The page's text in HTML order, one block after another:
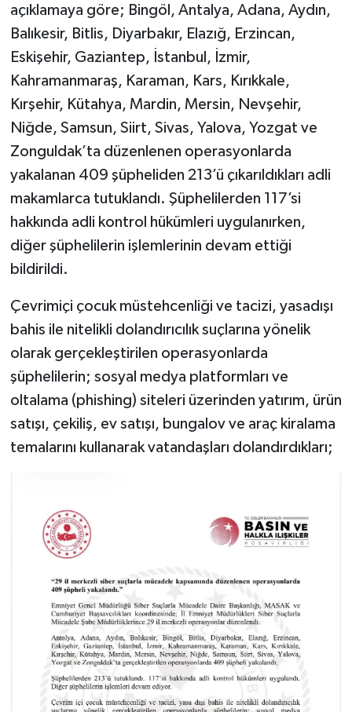
açıklamaya göre; Bingöl, Antalya, Adana, Aydın,
Balıkesir, Bitlis, Diyarbakır, Elazığ, Erzincan,
Eskişehir, Gaziantep, İstanbul, İzmir,
Kahramanmaraş, Karaman, Kars, Kırıkkale,
Kırşehir, Kütahya, Mardin, Mersin, Nevşehir,
Niğde, Samsun, Siirt, Sivas, Yalova, Yozgat ve
Zonguldak’ta düzenlenen operasyonlarda
yakalanan 409 şüpheliden 213’ü çıkarıldıkları adli
makamlarca tutuklandı. Şüphelilerden 117’si
hakkında adli kontrol hükümleri uygulanırken,
diğer şüphelilerin işlemlerinin devam ettiği
bildirildi.
Çevrimiçi çocuk müstehcenliği ve tacizi, yasadışı
bahis ile nitelikli dolandırıcılık suçlarına yönelik
olarak gerçekleştirilen operasyonlarda
şüphelilerin; sosyal medya platformları ve
oltalama (phishing) siteleri üzerinden yatırım, ürün
satışı, çekiliş, ev satışı, bungalov ve araç kiralama
temalarını kullanarak vatandaşları dolandırdıkları;